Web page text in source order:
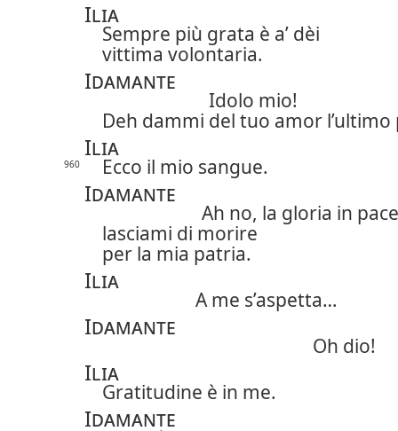
Ilia
Sempre più grata è a’ dèi
vittima volontaria.
Idamante
Idolo mio!
Deh dammi del tuo amor l’ultimo
Ilia
960 Ecco il mio sangue.
Idamante
Ah no, la gloria in pace
lasciami di morire
per la mia patria.
Ilia
A me s’aspetta…
Idamante
Oh dio!
Ilia
Gratitudine è in me.
Idamante